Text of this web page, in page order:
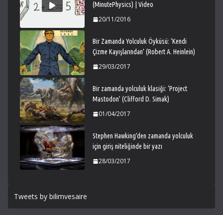
(MinutePhysics) | Video
20/11/2016
Bir Zamanda Yolculuk Öyküsü: ‘Kendi
Çizme Kayışlarından’ (Robert A. Heinlein)
29/03/2017
Bir zamanda yolculuk klasiği: ‘Project
Mastodon’ (Clifford D. Simak)
01/04/2017
Stephen Hawking’den zamanda yolculuk
için giriş niteliğinde bir yazı
28/03/2017
Tweets by bilimvesaire